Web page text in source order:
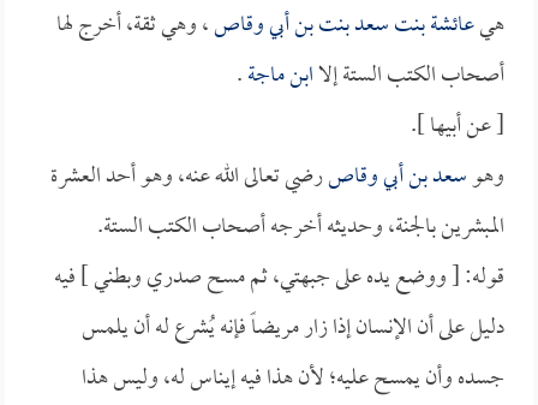
هيعائشة بنت سعد بنت بن أبي وقاص، وهي ثقة، أخرج لها
أصحاب الكتب الستة إلاابن ماجة.
[ عن أبيها ].
وهوسعد بن أبي وقاصرضي تعالى الله عنه، وهو أحد العشرة
المبشرين بالجنة، وحديثه أخرجه أصحاب الكتب الستة.
قوله: [ ووضع يده على جبهتي، ثم مسح صدري وبطني ] فيه
دليل على أن الإنسان إذا زار مريضاً فإنه يُشرع له أن يلمس
جسده وأن يمسح عليه؛ لأن هذا فيه إيناس له، وليس هذا